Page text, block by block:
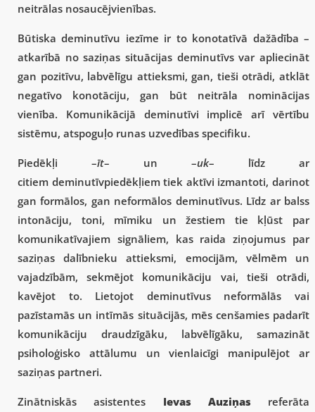
neitrālas nosaucējvienības.
Būtiska deminutīvu iezīme ir to konotatīvā dažādība –
atkarībā no saziņas situācijas deminutīvs var apliecināt
gan pozitīvu, labvēlīgu attieksmi, gan, tieši otrādi, atklāt
negatīvo konotāciju, gan būt neitrāla nominācijas
vienība. Komunikācijā deminutīvi implicē arī vērtību
sistēmu, atspoguļo runas uzvedības specifiku.
Piedēkļi –īt– un –uk– līdz ar
citiem deminutīvpiedēkļiem tiek aktīvi izmantoti, darinot
gan formālos, gan neformālos deminutīvus. Līdz ar balss
intonāciju, toni, mīmiku un žestiem tie kļūst par
komunikatīvajiem signāliem, kas raida ziņojumus par
saziņas dalībnieku attieksmi, emocijām, vēlmēm un
vajadzībām, sekmējot komunikāciju vai, tieši otrādi,
kavējot to. Lietojot deminutīvus neformālās vai
pazīstamās un intīmās situācijās, mēs cenšamies padarīt
komunikāciju draudzīgāku, labvēlīgāku, samazināt
psiholoģisko attālumu un vienlaicīgi manipulējot ar
saziņas partneri.
Zinātniskās asistentes Ievas Auziņas referāta